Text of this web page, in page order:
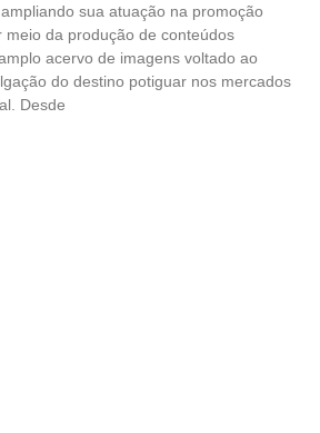
sua atuação na promoção
da produção de conteúdos
acervo de imagens voltado ao
do destino potiguar nos mercados
Desde